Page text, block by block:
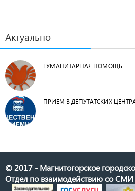
Актуально
ГУМАНИТАРНАЯ ПОМОЩЬ
ПРИЕМ В ДЕПУТАТСКИХ
© 2017 - Магнитогорское
Отдел по взаимодействию со СМИ